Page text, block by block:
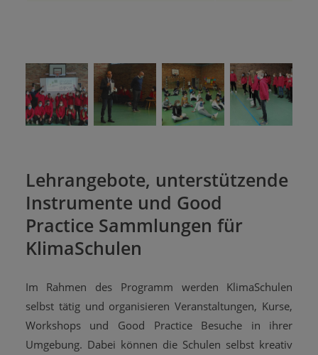
Lehrangebote, unterstützende
Instrumente und Good
Practice Sammlungen für
KlimaSchulen
Im Rahmen des Programm werden KlimaSchulen
selbst tätig und organisieren Veranstaltungen, Kurse,
Workshops und Good Practice Besuche in ihrer
Umgebung. Dabei können die Schulen selbst kreativ